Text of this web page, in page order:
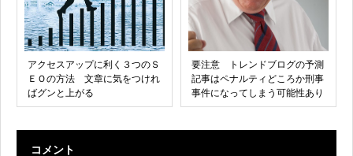
アクセスアップに利く３つのＳ
ＥＯの方法 文章に気をつけれ
ばグンと上がる
要注意 トレンドブログの予測
記事はペナルティどころか刑事
事件になってしまう可能性あり
コメント